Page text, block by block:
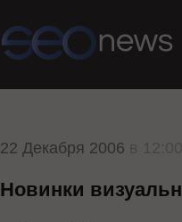
22 Декабря 2006
Новинки